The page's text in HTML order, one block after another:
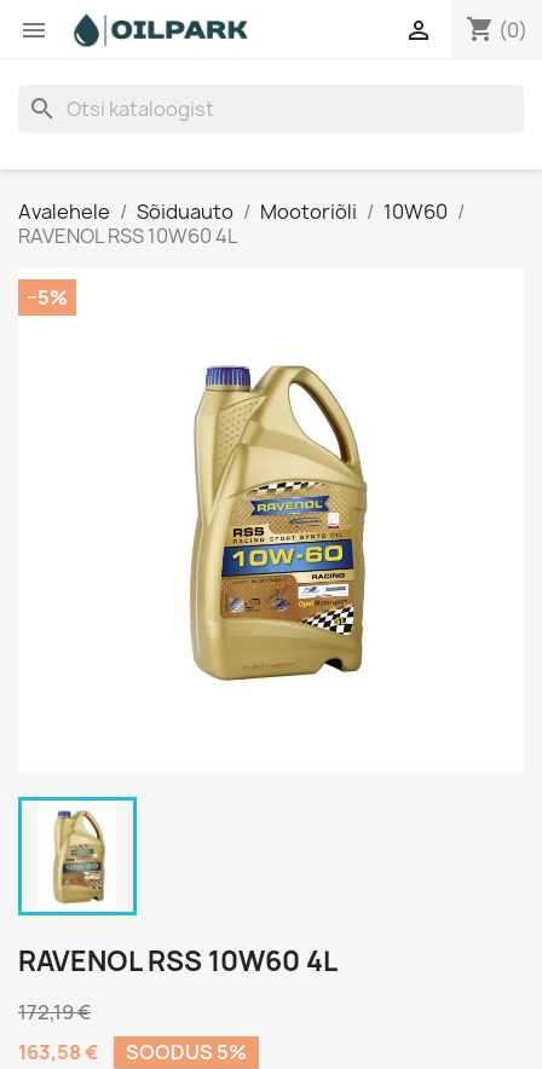
 shopping_cart (0)

search
Avalehele Sõiduauto Mootoriõli
10W60
RAVENOL RSS 10W60 4L
−5%
RAVENOL RSS 10W60 4L
172,19 €
163,58 €
SOODUS 5%